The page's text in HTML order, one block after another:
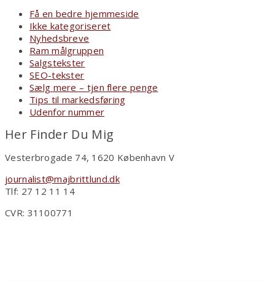
Få en bedre hjemmeside
Ikke kategoriseret
Nyhedsbreve
Ram målgruppen
Salgstekster
SEO-tekster
Sælg mere – tjen flere penge
Tips til markedsføring
Udenfor nummer
Her Finder Du Mig
Vesterbrogade 74, 1620 København V
journalist@majbrittlund.dk
Tlf: 27 12 11 14
CVR: 31100771